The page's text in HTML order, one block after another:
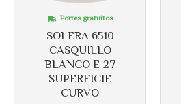
SOLERA 6510
CASQUILLO
BLANCO E-27
SUPERFICIE
CURVO
Portes gratuitos